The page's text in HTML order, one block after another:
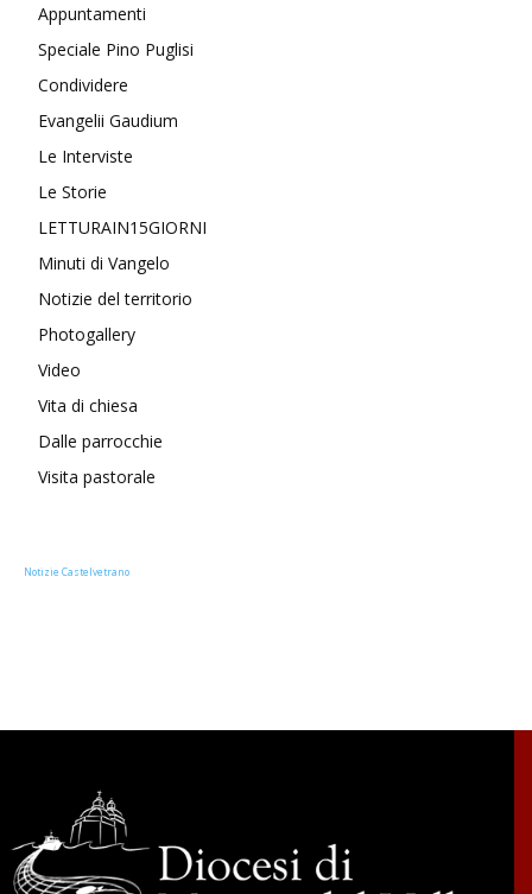
Appuntamenti
Speciale Pino Puglisi
Condividere
Evangelii Gaudium
Le Interviste
Le Storie
LETTURAIN15GIORNI
Minuti di Vangelo
Notizie del territorio
Photogallery
Video
Vita di chiesa
Dalle parrocchie
Visita pastorale
Notizie Castelvetrano